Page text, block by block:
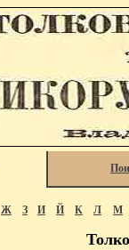
Ж З И Й К Л М